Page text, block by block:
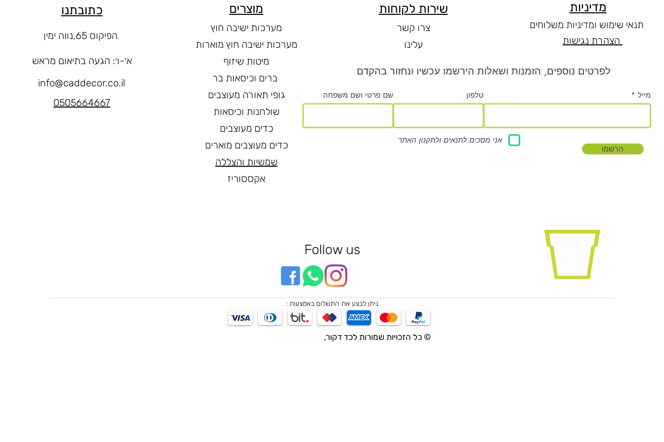
כתובתנו
א׳-ו׳: הגעה בתיאום מראש
info@caddecor.co.il
0505664667
מוצרים
מערכות ישיבה חוץ
מערכות ישיבה חוץ מוארות
מיטות שיזוף
ברים וכיסאות בר
גופי תאורה מעוצבים
שולחנות וכיסאות
כדים מעוצבים
כדים מעוצבים מוארים
שמשיות והצללה
אקססוריז
שירות לקוחות
צרו קשר
עלינו
לפרטים נוספים, הזמנות ושאלות הירשמו עכשיו ונחזור בהקדם
שם פרטי ושם משפחה טלפון מייל
אני מסכים לתנאים ולתקנון האתר
הרשמו
מדיניות
תנאי שימוש ומדיניות משלוחים
Follow us
ניתן לבצע את התשלום באמצעות :
© כל הזכויות שמורות לכד דקור,